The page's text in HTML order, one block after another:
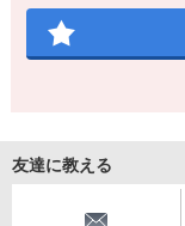
友達に教える